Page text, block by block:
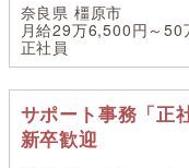
奈良県 橿原市
月給29万6,500円～50
正社員
サポート事務「正
新卒歓迎